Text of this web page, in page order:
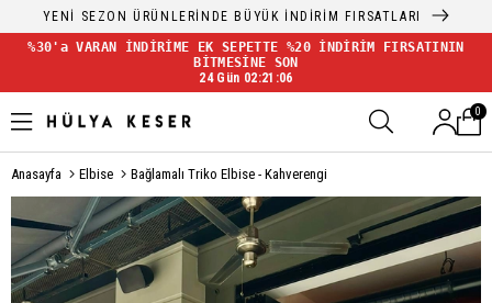
YENİ SEZON ÜRÜNLERİNDE BÜYÜK İNDİRİM FIRSATLARI
%30'a VARAN İNDİRİME EK SEPETTE %20 İNDİRİM FIRSATININ
BİTMESİNE SON
24 Gün 02:21:05
0
Anasayfa Elbise Bağlamalı Triko Elbise - Kahverengi